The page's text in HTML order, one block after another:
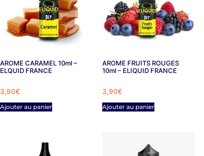
AROME CARAMEL 10ml –
ELQUID FRANCE
3,90€
Ajouter au panier
AROME FRUITS ROUGES
10ml – ELIQUID FRANCE
3,90€
Ajouter au panier